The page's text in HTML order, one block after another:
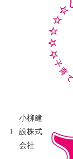
1
小柳建
設株式
会社